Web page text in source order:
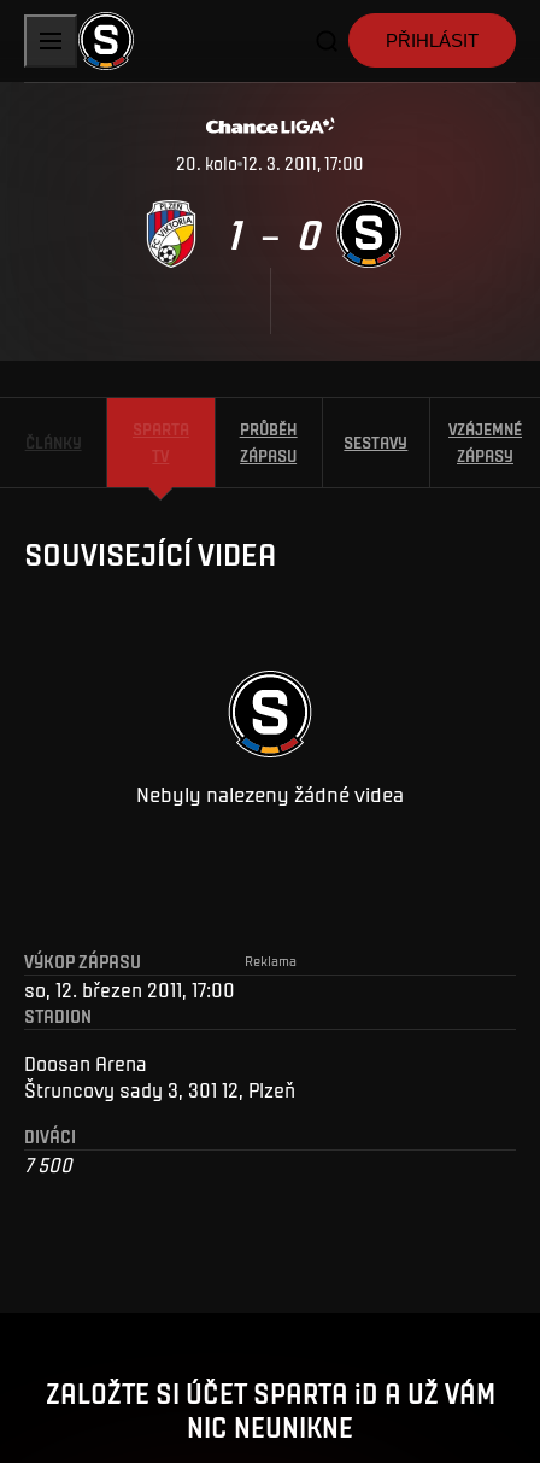
PŘIHLÁSIT
20. kolo 12. 3. 2011, 17:00
1 – 0
ČLÁNKY
SPARTA
TV
PRŮBĚH
ZÁPASU
SESTAVY
VZÁJEMNÉ
ZÁPASY
SOUVISEJÍCÍ VIDEA
Nebyly nalezeny žádné videa
Reklama
VÝKOP ZÁPASU
so, 12. březen 2011, 17:00
STADION
Doosan Arena
Štruncovy sady 3, 301 12, Plzeň
DIVÁCI
7 500
ZALOŽTE SI ÚČET SPARTA iD A UŽ VÁM
NIC NEUNIKNE